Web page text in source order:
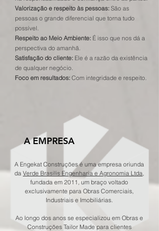
Valorização e respeito às pessoas: São as
pessoas o grande diferencial que torna tudo
possível.
Respeito ao Meio Ambiente: É isso que nos dá a
perspectiva do amanhã.
Satisfação do cliente: Ele é a razão da existência
de qualquer negócio.
Foco em resultados: Com integridade e respeito.
A Engekat Construções é uma empresa oriunda
da Verde Brasilis Engenharia e Agronomia Ltda,
fundada em 2011, um braço voltado
exclusivamente para Obras Comerciais,
Industriais e Imobiliárias.
Ao longo dos anos se especializou em Obras e
Construções Tailor Made para clientes
A EMPRESA